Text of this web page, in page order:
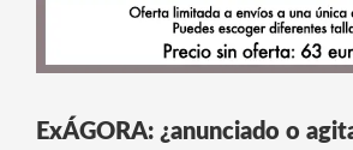
ExÁGORA: ¿anunciado o